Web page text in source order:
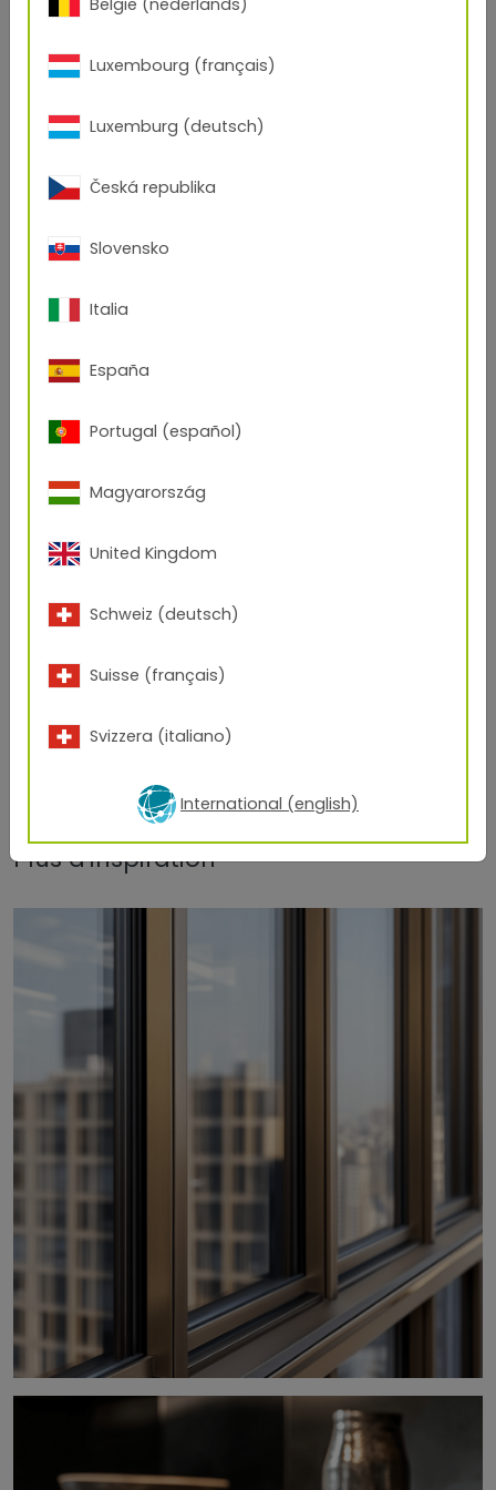
Plus d'inspiration
Luxembourg (français)
Luxemburg (deutsch)
Česká republika
Slovensko
Italia
España
Portugal (español)
Magyarország
United Kingdom
Schweiz (deutsch)
Suisse (français)
Svizzera (italiano)
International (english)